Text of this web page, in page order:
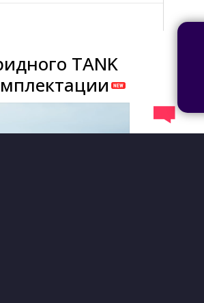
TANK